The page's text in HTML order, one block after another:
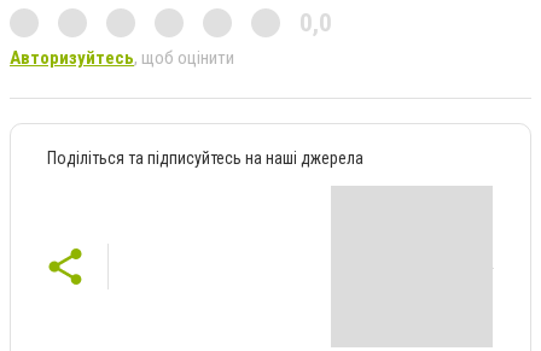
0,0
Авторизуйтесь, щоб оцінити
Поділіться та підписуйтесь на наші джерела